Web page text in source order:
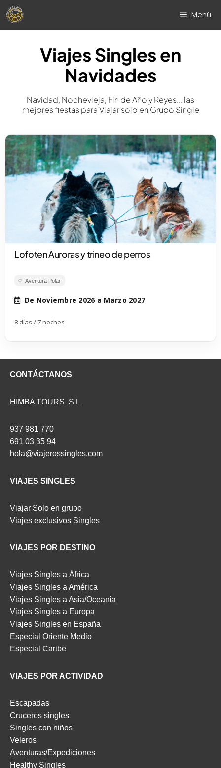
Saltar
contenido
Menú
Viajes Singles en
Navidades
Navidad, Nochevieja, Fin de Año y Reyes... las
mejores fiestas para Viajar solo en Grupo Single
Aventura Polar
Lofoten Auroras y trineo de perros
De Noviembre 2026 a Marzo 2027
8 días / 7 noches
CONTÁCTANOS
HIMBA TOURS, S.L.
937 981 770
691 03 35 94
hola@viajerossingles.com
VIAJES SINGLES
Viajar Solo en grupo
Viajes exclusivos Singles
VIAJES POR DESTINO
Viajes Singles a África
Viajes Singles a América
Viajes Singles a Asia/Oceanía
Viajes Singles a Europa
Viajes Singles en España
Especial Oriente Medio
Especial Caribe
VIAJES POR ACTIVIDAD
Escapadas
Cruceros singles
Singles con niños
Veleros
Aventuras/Expediciones
Healthy Singles